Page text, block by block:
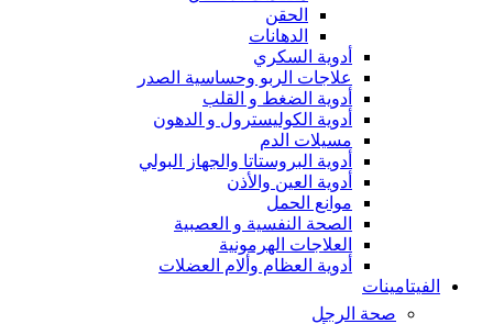
الحقن
الدهانات
أدوية السكري
علاجات الربو وحساسية الصدر
أدوية الضغط و القلب
أدوية الكوليسترول و الدهون
مسيلات الدم
أدوية البروستاتا والجهاز البولي
أدوية العين والأذن
موانع الحمل
الصحة النفسية و العصبية
العلاجات الهرمونية
أدوية العظام وألام العضلات
الفيتامينات
صحة الرجل